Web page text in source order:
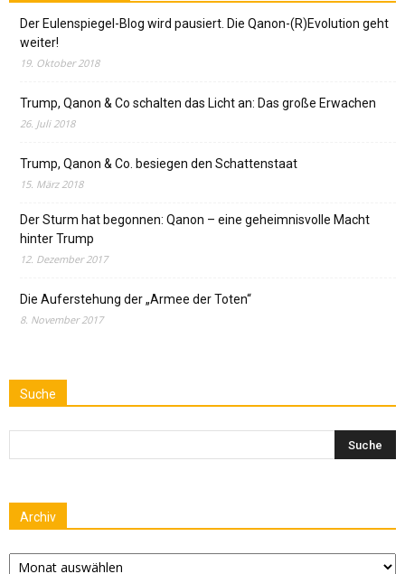
Der Eulenspiegel-Blog wird pausiert. Die Qanon-(R)Evolution geht
weiter!
19. Oktober 2018
Trump, Qanon & Co schalten das Licht an: Das große Erwachen
26. Juli 2018
Trump, Qanon & Co. besiegen den Schattenstaat
15. März 2018
Der Sturm hat begonnen: Qanon – eine geheimnisvolle Macht
hinter Trump
12. Dezember 2017
Die Auferstehung der „Armee der Toten“
8. November 2017
Suche
Archiv
Archiv